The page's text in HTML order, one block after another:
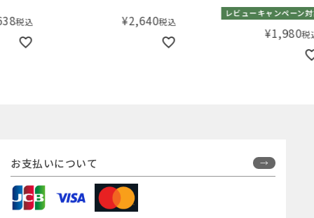
税込
ミルクプロテイントリート
メントピンク）500g
レビューキャンペーン対象品
税込
ァ
お支払いについて